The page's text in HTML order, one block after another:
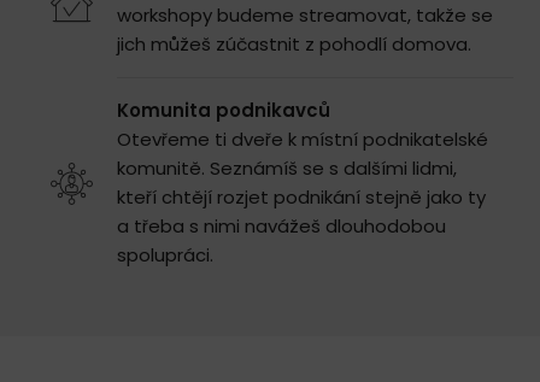
workshopy budeme streamovat, takže se
jich můžeš zúčastnit z pohodlí domova.
Komunita podnikavců
Otevřeme ti dveře k místní podnikatelské
komunitě. Seznámíš se s dalšími lidmi,
kteří chtějí rozjet podnikání stejně jako ty
a třeba s nimi navážeš dlouhodobou
spolupráci.